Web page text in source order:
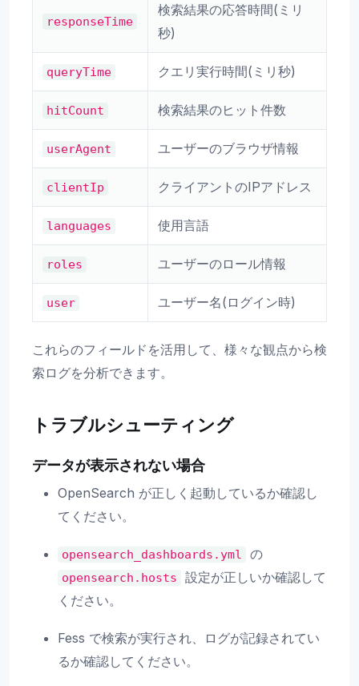
responseTime
検索結果の応答時間(ミリ
秒)
queryTime クエリ実行時間(ミリ秒)
hitCount 検索結果のヒット件数
userAgent ユーザーのブラウザ情報
clientIp クライアントのIPアドレス
languages 使用言語
roles ユーザーのロール情報
user ユーザー名(ログイン時)
これらのフィールドを活用して、様々な観点から検
索ログを分析できます。
トラブルシューティング
データが表示されない場合
OpenSearch が正しく起動しているか確認し
てください。
opensearch_dashboards.yml の
opensearch.hosts
設定が正しいか確認して
ください。
Fess で検索が実行され、ログが記録されてい
るか確認してください。